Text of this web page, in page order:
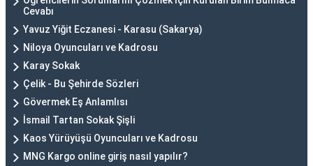
Cevabı
Yavuz Yiğit Eczanesi - Karasu (Sakarya)
Niloya Oyuncuları ve Kadrosu
Karay Sokak
Çelik - Bu Şehirde Sözleri
Gövermek Eş Anlamlısı
İsmail Tartan Sokak Şişli
Kaos Yürüyüşü Oyuncuları ve Kadrosu
MNG Kargo online giriş nasıl yapılır?